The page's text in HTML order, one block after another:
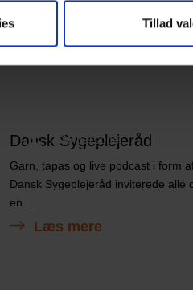
Tillad
338 personer
Dansk Sygeplejeråd
Garn, tapas og live podcast i form
Dansk Sygeplejeråd inviterede alle
en...
Læs mere